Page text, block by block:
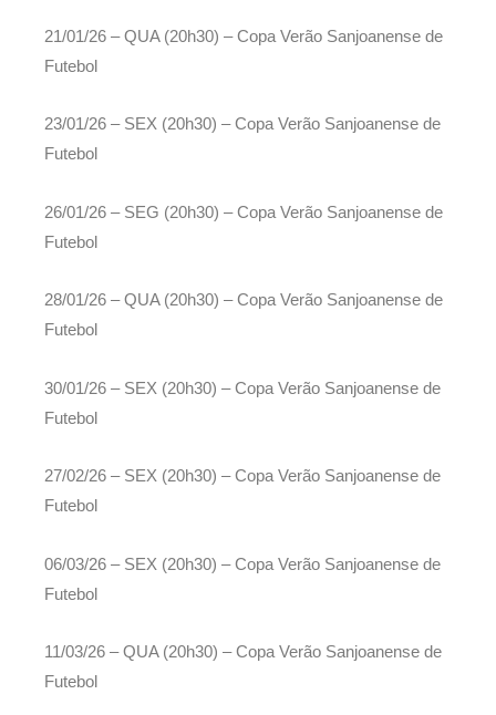
21/01/26 – QUA (20h30) – Copa Verão Sanjoanense de
Futebol
23/01/26 – SEX (20h30) – Copa Verão Sanjoanense de
Futebol
26/01/26 – SEG (20h30) – Copa Verão Sanjoanense de
Futebol
28/01/26 – QUA (20h30) – Copa Verão Sanjoanense de
Futebol
30/01/26 – SEX (20h30) – Copa Verão Sanjoanense de
Futebol
27/02/26 – SEX (20h30) – Copa Verão Sanjoanense de
Futebol
06/03/26 – SEX (20h30) – Copa Verão Sanjoanense de
Futebol
11/03/26 – QUA (20h30) – Copa Verão Sanjoanense de
Futebol